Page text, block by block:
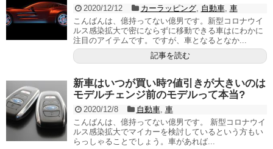
2020/12/12 カーラッピング, 自動車, 車
こんばんは、億持ってない億男です。新型コロナウイ
ルス感染拡大で密にならずに移動できる車はにわかに
注目のアイテムです。ですが、車となるとなか...
記事を読む
新車はいつが買い時?値引きが大きいのは
モデルチェンジ前のモデルって本当?
2020/12/8 自動車, 車
こんばんは、億持ってない億男です。 新型コロナウイ
ルス感染拡大でマイカーを検討しているという方もい
らっしゃることでしょう。車があれば...